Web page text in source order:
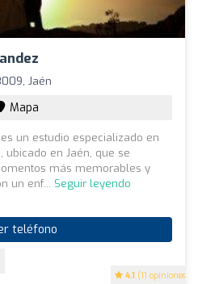
4.1 (11 opiniones)
Jaén
Mapa
un estudio especializado en
ubicado en Jaén, que se
más memorables y
un enf... Seguir leyendo
teléfono